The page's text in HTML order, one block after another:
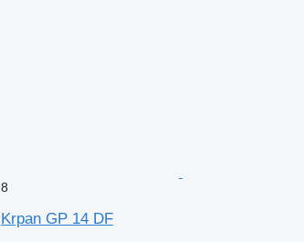
8
Krpan GP 14 DF